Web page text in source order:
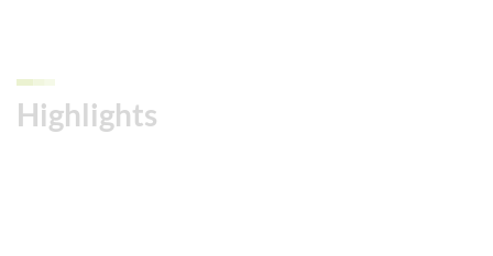
Highlights